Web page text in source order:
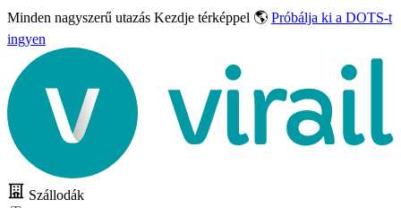
Minden nagyszerű utazás Kezdje térképpel 🌎 Próbálja ki a DOTS-t
ingyen
Szállodák